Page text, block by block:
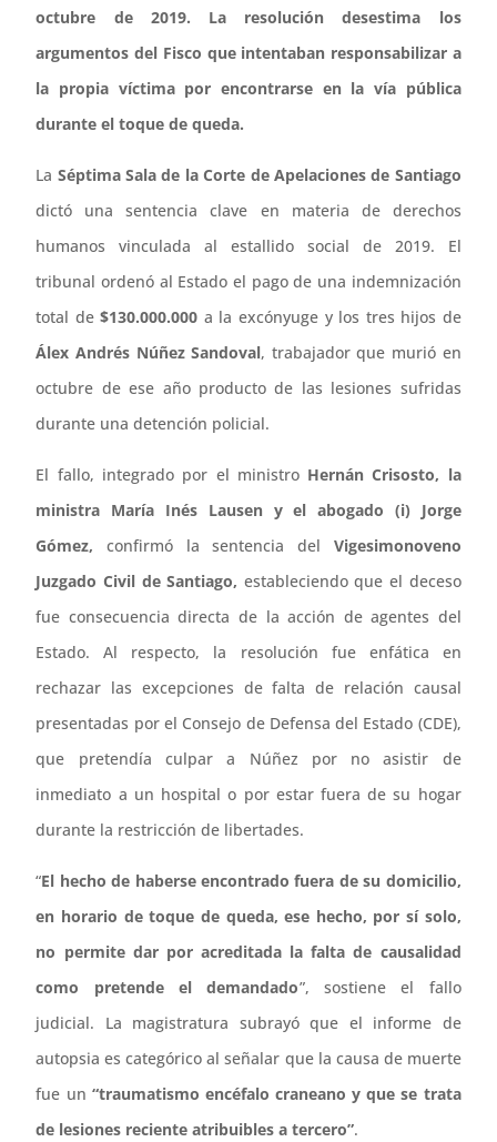
octubre de 2019. La resolución desestima los
argumentos del Fisco que intentaban responsabilizar a
la propia víctima por encontrarse en la vía pública
durante el toque de queda.
La Séptima Sala de la Corte de Apelaciones de Santiago
dictó una sentencia clave en materia de derechos
humanos vinculada al estallido social de 2019. El
tribunal ordenó al Estado el pago de una indemnización
total de$130.000.000 a la excónyuge y los tres hijos de
Álex Andrés Núñez Sandoval, trabajador que murió en
octubre de ese año producto de las lesiones sufridas
durante una detención policial.
El fallo, integrado por el ministroHernán Crisosto, la
ministra María Inés Lausen y el abogado (i) Jorge
Gómez, confirmó la sentencia del Vigesimonoveno
Juzgado Civil de Santiago, estableciendo que el deceso
fue consecuencia directa de la acción de agentes del
Estado. Al respecto, la resolución fue enfática en
rechazar las excepciones de falta de relación causal
presentadas por el Consejo de Defensa del Estado (CDE),
que pretendía culpar a Núñez por no asistir de
inmediato a un hospital o por estar fuera de su hogar
durante la restricción de libertades.
“El hecho de haberse encontrado fuera de su domicilio,
en horario de toque de queda, ese hecho, por sí solo,
no permite dar por acreditada la falta de causalidad
como pretende el demandado”, sostiene el fallo
judicial. La magistratura subrayó que el informe de
autopsia es categórico al señalar que la causa de muerte
fue un “traumatismo encéfalo craneano y que se trata
de lesiones reciente atribuibles a tercero”.